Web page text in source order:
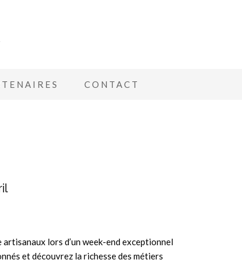
CONTACT
lors d’un week-end exceptionnel
et découvrez la richesse des métiers